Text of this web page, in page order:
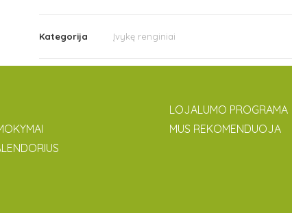
Kategorija Įvykę renginiai
LOJALUMO PROGRAMA
MUS REKOMENDUOJA